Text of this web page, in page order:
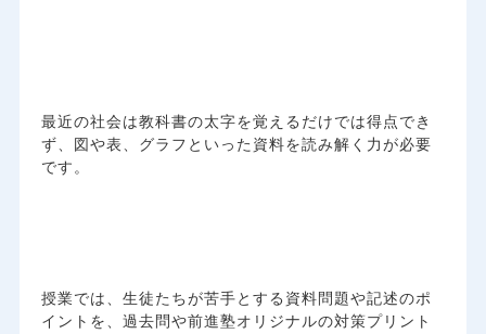
最近の社会は教科書の太字を覚えるだけでは得点でき
ず、図や表、グラフといった資料を読み解く力が必要
です。
授業では、生徒たちが苦手とする資料問題や記述のポ
イントを、過去問や前進塾オリジナルの対策プリント